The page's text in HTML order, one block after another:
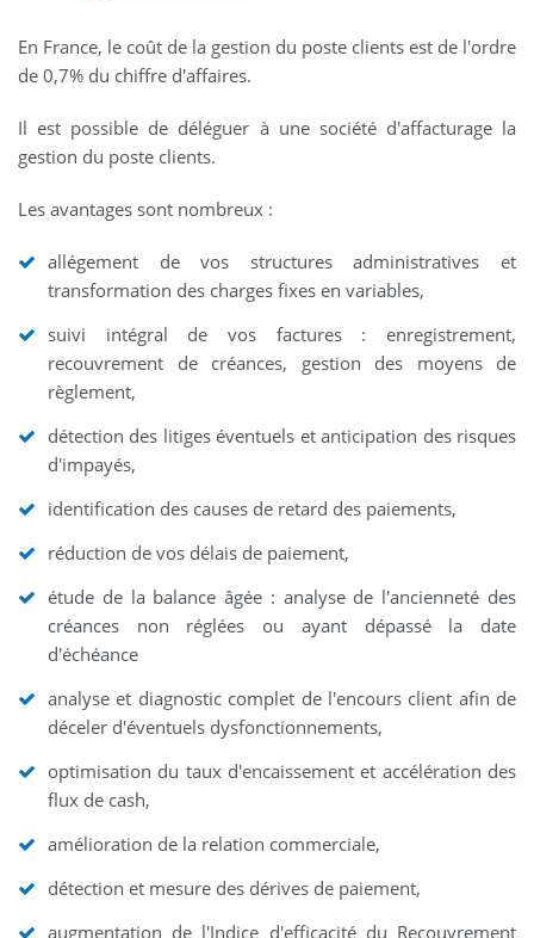
En France, le coût de la gestion du poste clients est de l'ordre
de 0,7% du chiffre d'affaires.
Il est possible de déléguer à une société d'affacturage la
gestion du poste clients.
Les avantages sont nombreux :
allégement de vos structures administratives et
transformation des charges fixes en variables,
suivi intégral de vos factures : enregistrement,
recouvrement de créances, gestion des moyens de
règlement,
détection des litiges éventuels et anticipation des risques
d'impayés,
identification des causes de retard des paiements,
réduction de vos délais de paiement,
étude de la balance âgée : analyse de l'ancienneté des
créances non réglées ou ayant dépassé la date
d'échéance
analyse et diagnostic complet de l'encours client afin de
déceler d'éventuels dysfonctionnements,
optimisation du taux d'encaissement et accélération des
flux de cash,
amélioration de la relation commerciale,
détection et mesure des dérives de paiement,
augmentation de l'Indice d'efficacité du Recouvrement